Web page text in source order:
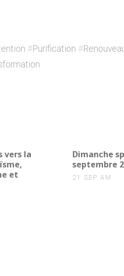
#Purification #
vers la
et
0
Dimanche
septembre
21 SEP AM